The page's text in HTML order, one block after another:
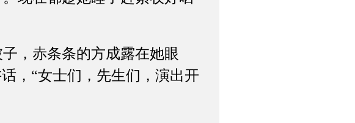
，赤条条的方成露在她眼
，“女士们，先生们，演出开